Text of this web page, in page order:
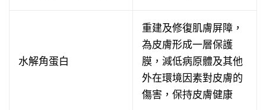
水解角蛋白
重建及修復肌膚屏障，
為皮膚形成一層保護
膜，減低病原體及其他
外在環境因素對皮膚的
傷害，保持皮膚健康